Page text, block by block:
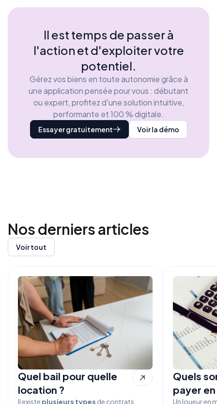
Il est temps de passer à
l'action et d'exploiter votre
potentiel.
Gérez vos biens en toute autonomie grâce à
une application pensée pour vous : débutant
ou expert, profitez d'une solution intuitive,
performante et 100 % digitale.
Essayer gratuitement Voir la démo
Nos derniersarticles
Voir tout
Quel bail pour quelle
location ?
Il existe plusieurs types de contrats
Quels
payer en
Un loueur en